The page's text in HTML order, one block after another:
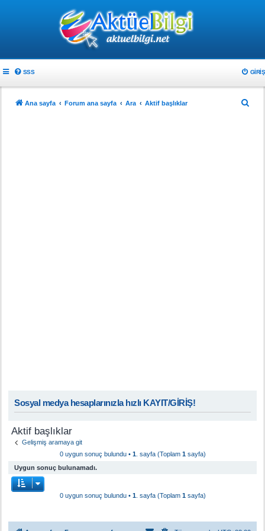
SSS GIRIŞ
Ana sayfa Forum ana sayfa Ara Aktif başlıklar
Sosyal medya hesaplarınızla hızlı KAYIT/GİRİŞ!
Aktif başlıklar
Gelişmiş aramaya git
0 uygun sonuç bulundu • 1. sayfa (Toplam 1sayfa)
Uygun sonuç bulunamadı.
0 uygun sonuç bulundu • 1. sayfa (Toplam 1sayfa)